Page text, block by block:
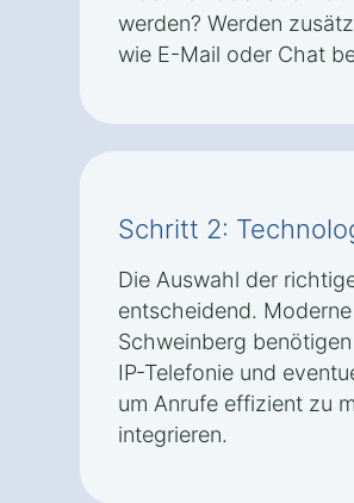
werden? Werden
wie E-Mail oder Chat
Schritt 2:
Die Auswahl der
entscheidend.
Schweinberg
IP-Telefonie und
um Anrufe effizient zu
integrieren.